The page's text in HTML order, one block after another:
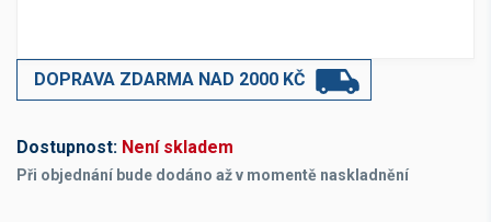
DOPRAVA ZDARMA NAD 2000 KČ
Dostupnost: Není skladem
Při objednání bude dodáno až v momentě naskladnění